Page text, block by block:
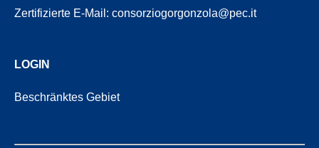
Zertifizierte E-Mail: consorziogorgonzola@pec.it
LOGIN
Beschränktes Gebiet